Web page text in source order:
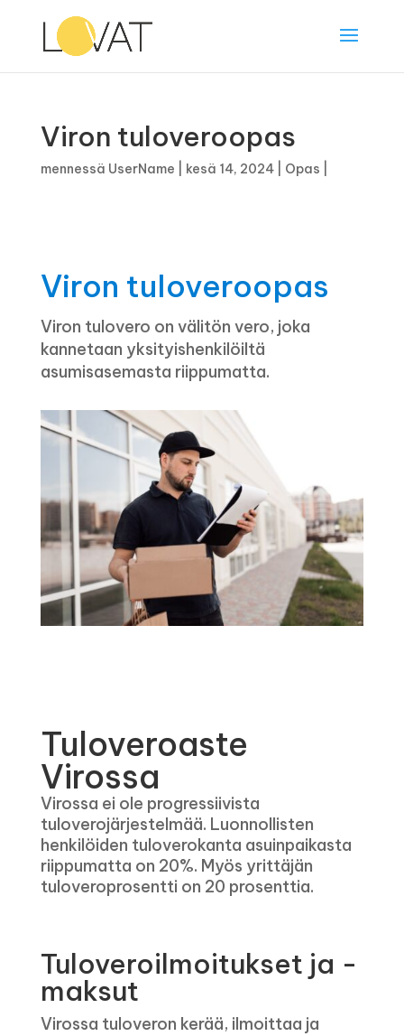
Viron tuloveroopas
mennessä UserName kesä 14, 2024| Opas
Viron tuloveroopas
Viron tulovero on välitön vero, joka
kannetaan yksityishenkilöiltä
asumisasemasta riippumatta.
Tuloveroaste
Virossa
Virossa ei ole progressiivista
tuloverojärjestelmää. Luonnollisten
henkilöiden tuloverokanta asuinpaikasta
riippumatta on 20%. Myös yrittäjän
tuloveroprosentti on 20 prosenttia.
Tuloveroilmoitukset ja -
maksut
Virossa tuloveron kerää, ilmoittaa ja